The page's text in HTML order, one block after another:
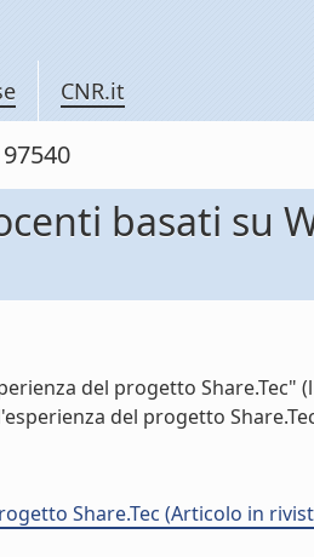
CNR.it
basati su
del progetto Share.Tec"
del progetto
Share.Tec (Articolo in